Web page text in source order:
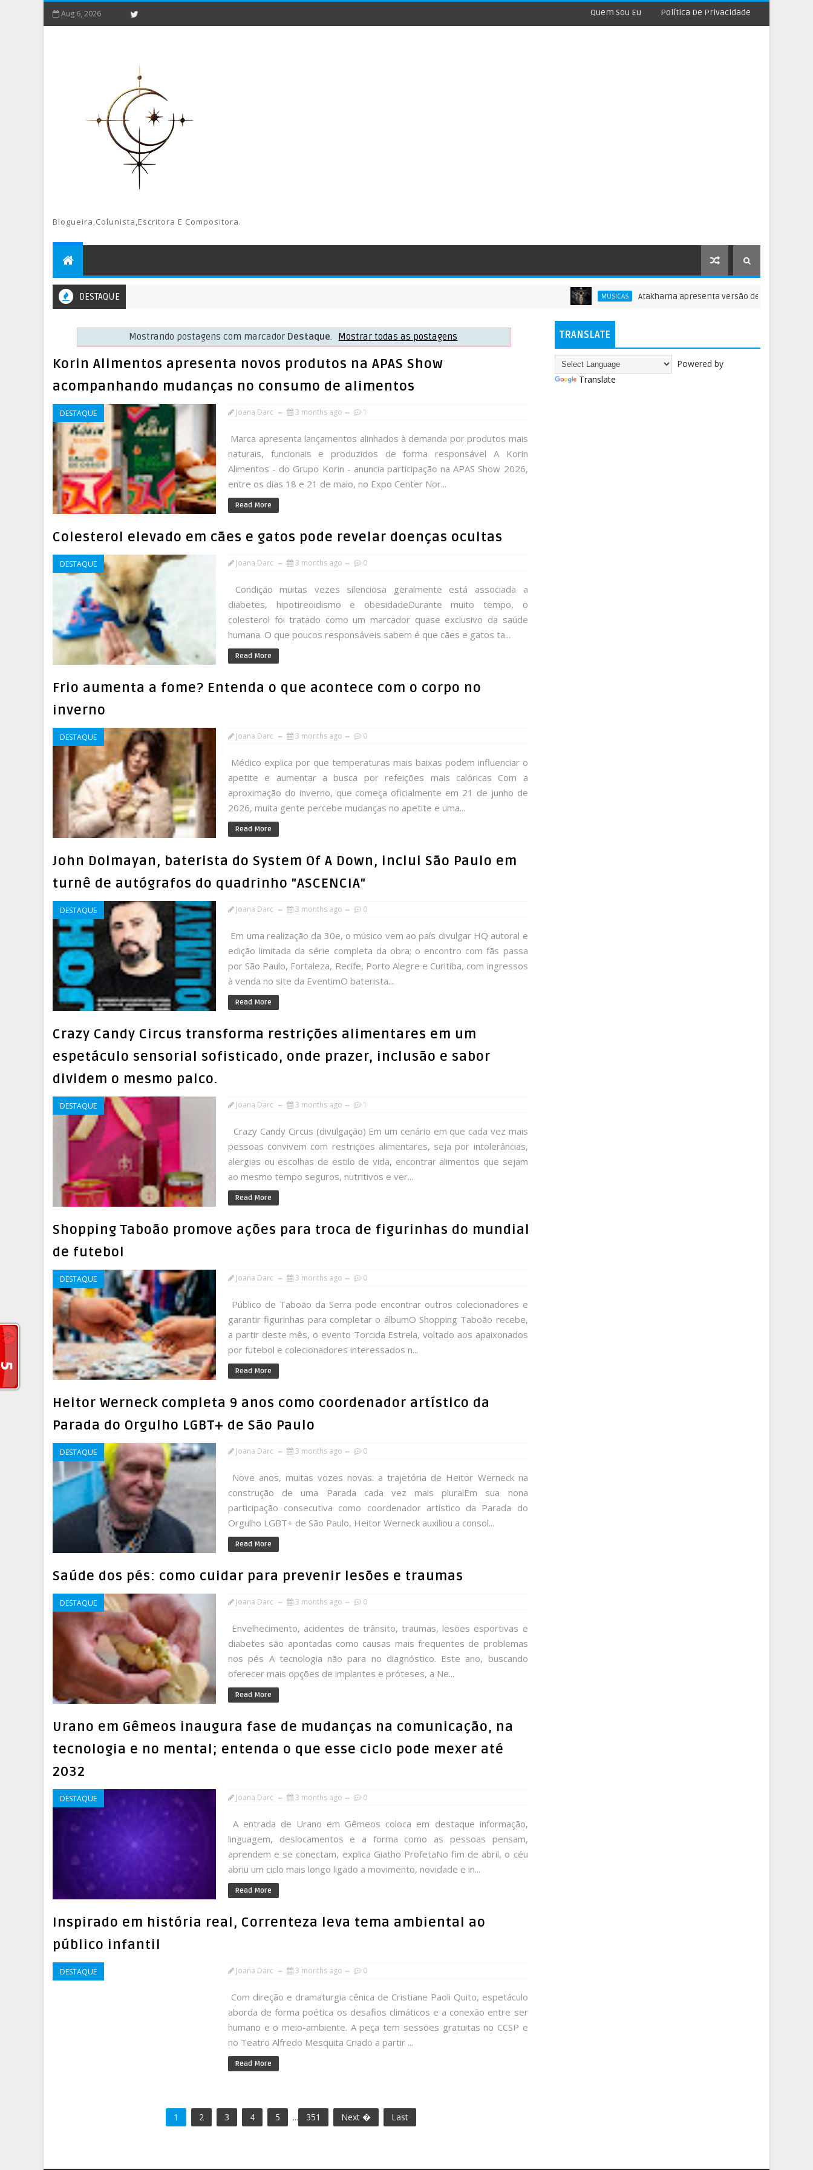
Aug 6, 2026 Quem Sou Eu Política De Privacidade
Blogueira,colunista,escritora E Compositora.
DESTAQUE MUSICAS Atakhama apresenta versão de 'Beyond the Realms
Mostrando postagens com marcador Destaque. Mostrar todas as postagens
Korin Alimentos apresenta novos produtos na APAS Show
acompanhando mudanças no consumo de alimentos
DESTAQUE Joana Darc 3 months ago 1
Marca apresenta lançamentos alinhados à demanda por produtos mais
naturais, funcionais e produzidos de forma responsável A Korin
Alimentos - do Grupo Korin - anuncia participação na APAS Show 2026,
entre os dias 18 e 21 de maio, no Expo Center Nor...
Read More
Colesterol elevado em cães e gatos pode revelar doenças ocultas
DESTAQUE Joana Darc 3 months ago 0
Condição muitas vezes silenciosa geralmente está associada a
diabetes, hipotireoidismo e obesidadeDurante muito tempo, o
colesterol foi tratado como um marcador quase exclusivo da saúde
humana. O que poucos responsáveis sabem é que cães e gatos ta...
Read More
Frio aumenta a fome? Entenda o que acontece com o corpo no
inverno
DESTAQUE Joana Darc 3 months ago 0
Médico explica por que temperaturas mais baixas podem influenciar o
apetite e aumentar a busca por refeições mais calóricas Com a
aproximação do inverno, que começa oficialmente em 21 de junho de
2026, muita gente percebe mudanças no apetite e uma...
Read More
John Dolmayan, baterista do System Of A Down, inclui São Paulo em
turnê de autógrafos do quadrinho "ASCENCIA"
DESTAQUE Joana Darc 3 months ago 0
Em uma realização da 30e, o músico vem ao país divulgar HQ autoral e
edição limitada da série completa da obra; o encontro com fãs passa
por São Paulo, Fortaleza, Recife, Porto Alegre e Curitiba, com ingressos
à venda no site da EventimO baterista...
Read More
Crazy Candy Circus transforma restrições alimentares em um
espetáculo sensorial sofisticado, onde prazer, inclusão e sabor
dividem o mesmo palco.
DESTAQUE Joana Darc 3 months ago 1
Crazy Candy Circus (divulgação) Em um cenário em que cada vez mais
pessoas convivem com restrições alimentares, seja por intolerâncias,
alergias ou escolhas de estilo de vida, encontrar alimentos que sejam
ao mesmo tempo seguros, nutritivos e ver...
Read More
Shopping Taboão promove ações para troca de figurinhas do mundial
de futebol
DESTAQUE Joana Darc 3 months ago 0
Público de Taboão da Serra pode encontrar outros colecionadores e
garantir figurinhas para completar o álbumO Shopping Taboão recebe,
a partir deste mês, o evento Torcida Estrela, voltado aos apaixonados
por futebol e colecionadores interessados n...
Read More
Heitor Werneck completa 9 anos como coordenador artístico da
Parada do Orgulho LGBT+ de São Paulo
DESTAQUE Joana Darc 3 months ago 0
Nove anos, muitas vozes novas: a trajetória de Heitor Werneck na
construção de uma Parada cada vez mais pluralEm sua nona
participação consecutiva como coordenador artístico da Parada do
Orgulho LGBT+ de São Paulo, Heitor Werneck auxiliou a consol...
Read More
Saúde dos pés: como cuidar para prevenir lesões e traumas
DESTAQUE Joana Darc 3 months ago 0
Envelhecimento, acidentes de trânsito, traumas, lesões esportivas e
diabetes são apontadas como causas mais frequentes de problemas
nos pés A tecnologia não para no diagnóstico. Este ano, buscando
oferecer mais opções de implantes e próteses, a Ne...
Read More
Urano em Gêmeos inaugura fase de mudanças na comunicação, na
tecnologia e no mental; entenda o que esse ciclo pode mexer até
2032
DESTAQUE Joana Darc 3 months ago 0
A entrada de Urano em Gêmeos coloca em destaque informação,
linguagem, deslocamentos e a forma como as pessoas pensam,
aprendem e se conectam, explica Giatho ProfetaNo fim de abril, o céu
abriu um ciclo mais longo ligado a movimento, novidade e in...
Read More
Inspirado em história real, Correnteza leva tema ambiental ao
público infantil
DESTAQUE Joana Darc 3 months ago 0
Com direção e dramaturgia cênica de Cristiane Paoli Quito, espetáculo
aborda de forma poética os desafios climáticos e a conexão entre ser
humano e o meio-ambiente. A peça tem sessões gratuitas no CCSP e
no Teatro Alfredo Mesquita Criado a partir ...
Read More
1 2 3 4 5 ... 351 Next � Last
TRANSLATE
Powered by
Translate